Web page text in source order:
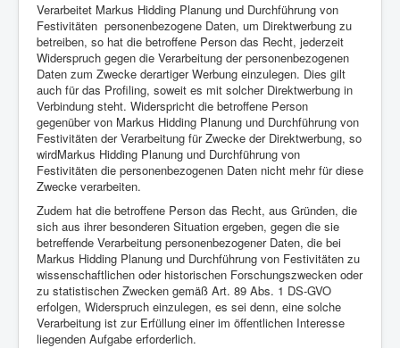
Verarbeitet Markus Hidding Planung und Durchführung von
Festivitäten personenbezogene Daten, um Direktwerbung zu
betreiben, so hat die betroffene Person das Recht, jederzeit
Widerspruch gegen die Verarbeitung der personenbezogenen
Daten zum Zwecke derartiger Werbung einzulegen. Dies gilt
auch für das Profiling, soweit es mit solcher Direktwerbung in
Verbindung steht. Widerspricht die betroffene Person
gegenüber von Markus Hidding Planung und Durchführung von
Festivitäten der Verarbeitung für Zwecke der Direktwerbung, so
wirdMarkus Hidding Planung und Durchführung von
Festivitäten die personenbezogenen Daten nicht mehr für diese
Zwecke verarbeiten.
Zudem hat die betroffene Person das Recht, aus Gründen, die
sich aus ihrer besonderen Situation ergeben, gegen die sie
betreffende Verarbeitung personenbezogener Daten, die bei
Markus Hidding Planung und Durchführung von Festivitäten zu
wissenschaftlichen oder historischen Forschungszwecken oder
zu statistischen Zwecken gemäß Art. 89 Abs. 1 DS-GVO
erfolgen, Widerspruch einzulegen, es sei denn, eine solche
Verarbeitung ist zur Erfüllung einer im öffentlichen Interesse
liegenden Aufgabe erforderlich.